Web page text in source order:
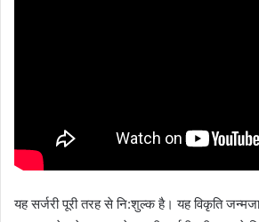
यह सर्जरी पूरी तरह से नि:शुल्क है। यह विकृति